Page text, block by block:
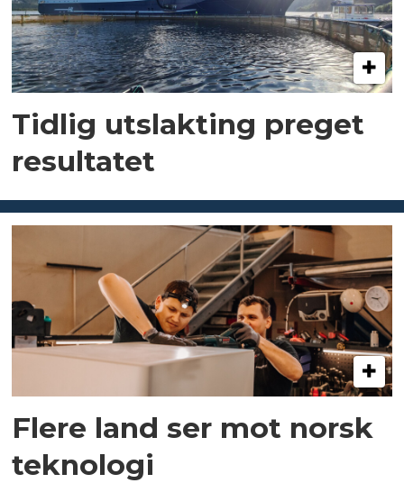
Tidlig utslakting preget
resultatet
Flere land ser mot norsk
teknologi